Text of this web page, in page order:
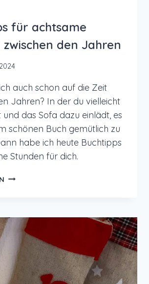
für achtsame
zwischen den Jahren
auch schon auf die Zeit
Jahren? In der du vielleicht
das Sofa dazu einlädt, es
schönen Buch gemütlich zu
habe ich heute Buchtipps
Stunden für dich.
BUCHTIPPS
ZWISCHEN